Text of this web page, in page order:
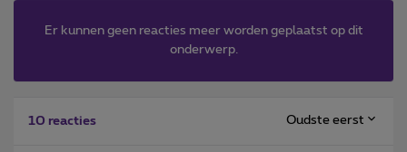
Er kunnen geen reacties meer worden geplaatst op dit
onderwerp.
10 reacties Oudste eerst